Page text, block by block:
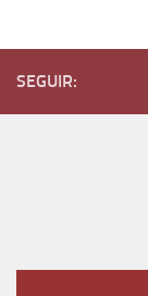
SEGUIR: